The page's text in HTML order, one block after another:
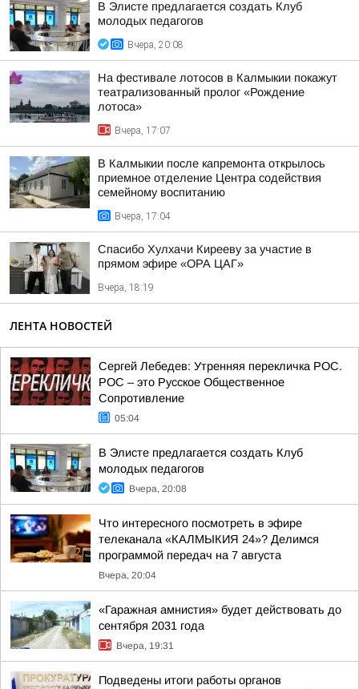
В Элисте предлагается создать Клуб
молодых педагогов
Вчера, 20:08
На фестивале лотосов в Калмыкии покажут
театрализованный пролог «Рождение
лотоса»
Вчера, 17:07
В Калмыкии после капремонта открылось
приемное отделение Центра содействия
семейному воспитанию
Вчера, 17:04
Спасибо Хулхачи Кирееву за участие в
прямом эфире «ОРА ЦАГ»
Вчера, 18:19
ЛЕНТА НОВОСТЕЙ
Сергей Лебедев: Утренняя перекличка РОС.
РОС – это Русское Общественное
Сопротивление
05:04
В Элисте предлагается создать Клуб
молодых педагогов
Вчера, 20:08
Что интересного посмотреть в эфире
телеканала «КАЛМЫКИЯ 24»? Делимся
программой передач на 7 августа
Вчера, 20:04
«Гаражная амнистия» будет действовать до
сентября 2031 года
Вчера, 19:31
Подведены итоги работы органов